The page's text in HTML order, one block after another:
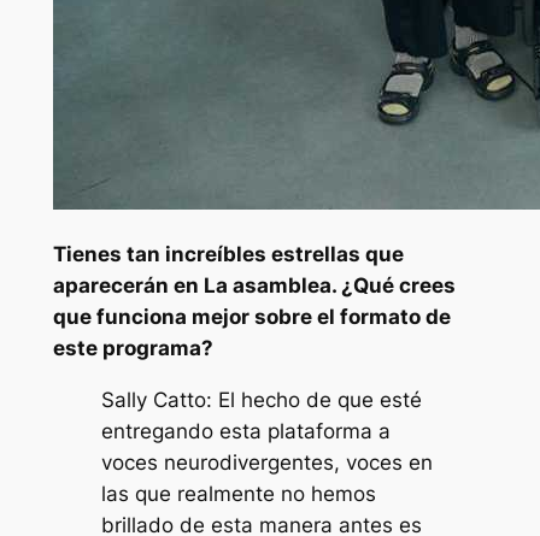
Tienes tan increíbles estrellas que
aparecerán en La asamblea. ¿Qué crees
que funciona mejor sobre el formato de
este programa?
Sally Catto: El hecho de que esté
entregando esta plataforma a
voces neurodivergentes, voces en
las que realmente no hemos
brillado de esta manera antes es